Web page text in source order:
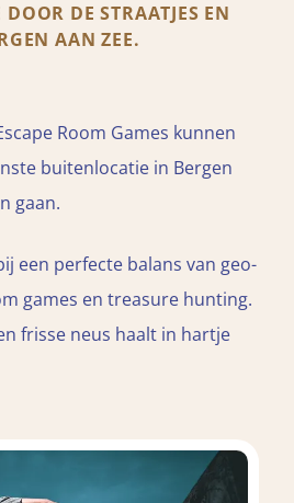
DE STRAATJES EN
AAN ZEE.
Room Games kunnen
buitenlocatie in Bergen
gaan.
een perfecte balans van geo-
games en treasure hunting.
frisse neus haalt in hartje